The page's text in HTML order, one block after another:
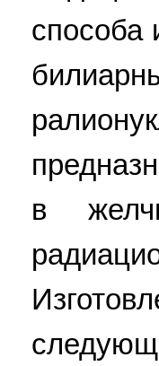
способа
в